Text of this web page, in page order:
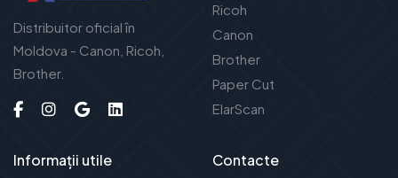
Distribuitor oficial în
Moldova - Canon, Ricoh,
Brother.
Ricoh
Canon
Brother
Paper Cut
ElarScan
Informații utile Contacte